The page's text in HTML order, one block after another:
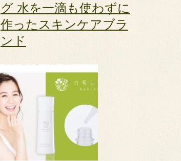
グ 水を一滴も使わずに
作ったスキンケアブラ
ンド